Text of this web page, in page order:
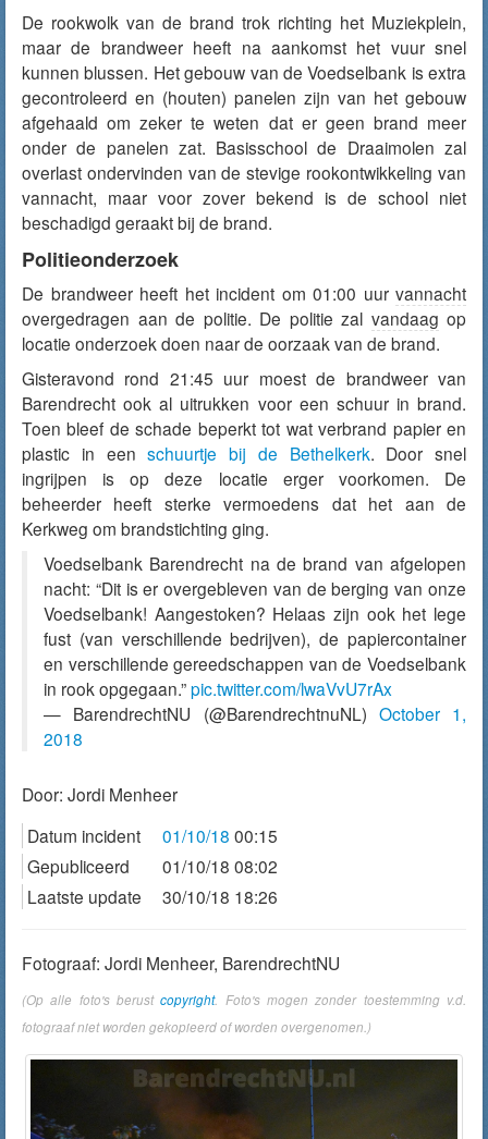
De rookwolk van de brand trok richting het Muziekplein,
maar de brandweer heeft na aankomst het vuur snel
kunnen blussen. Het gebouw van de Voedselbank is extra
gecontroleerd en (houten) panelen zijn van het gebouw
afgehaald om zeker te weten dat er geen brand meer
onder de panelen zat. Basisschool de Draaimolen zal
overlast ondervinden van de stevige rookontwikkeling van
vannacht, maar voor zover bekend is de school niet
beschadigd geraakt bij de brand.
Politieonderzoek
De brandweer heeft het incident om 01:00 uur vannacht
overgedragen aan de politie. De politie zal vandaag op
locatie onderzoek doen naar de oorzaak van de brand.
Gisteravond rond 21:45 uur moest de brandweer van
Barendrecht ook al uitrukken voor een schuur in brand.
Toen bleef de schade beperkt tot wat verbrand papier en
plastic in eenschuurtje bij de Bethelkerk. Door snel
ingrijpen is op deze locatie erger voorkomen. De
beheerder heeft sterke vermoedens dat het aan de
Kerkweg om brandstichting ging.
Voedselbank Barendrecht na de brand van afgelopen
nacht: “Dit is er overgebleven van de berging van onze
Voedselbank! Aangestoken? Helaas zijn ook het lege
fust (van verschillende bedrijven), de papiercontainer
en verschillende gereedschappen van de Voedselbank
in rook opgegaan.”pic.twitter.com/lwaVvU7rAx
— BarendrechtNU (@BarendrechtnuNL) October 1,
2018
Door: Jordi Menheer
Datum incident
01/10/18 00:15
Gepubliceerd
01/10/18 08:02
Laatste update
30/10/18 18:26
Fotograaf: Jordi Menheer, BarendrechtNU
(Op alle foto's berustcopyright. Foto's mogen zonder toestemming v.d.
fotograaf niet worden gekopieerd of worden overgenomen.)